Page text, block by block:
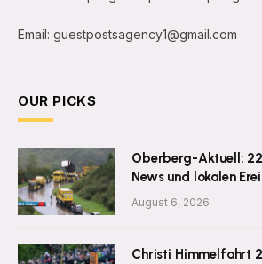
Email: guestpostsagency1@gmail.com
OUR PICKS
Oberberg-Aktuell:
News und lokalen
August 6, 2026
Christi Himmelfahrt